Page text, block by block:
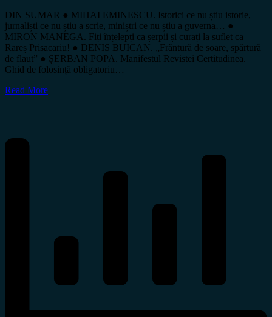
DIN SUMAR ● MIHAI EMINESCU. Istorici ce nu știu istorie,
jurnaliști ce nu știu a scrie, miniștri ce nu știu a guverna… ●
MIRON MANEGA. Fiți înțelepți ca șerpii și curați la suflet ca
Rareș Prisacariu! ● DENIS BUICAN. „Frântură de soare, spărtură
de flaut” ● ȘERBAN POPA. Manifestul Revistei Certitudinea.
Ghid de folosință obligatoriu…
Read More